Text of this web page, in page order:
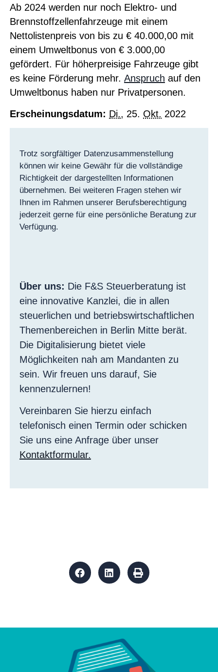
Ab 2024 werden nur noch Elektro- und
Brennstoffzellenfahrzeuge mit einem
Nettolistenpreis von bis zu € 40.000,00 mit
einem Umweltbonus von € 3.000,00
gefördert. Für höherpreisige Fahrzeuge gibt
es keine Förderung mehr. Anspruch auf den
Umweltbonus haben nur Privatpersonen.
Erscheinungsdatum: Di., 25. Okt. 2022
Trotz sorgfältiger Datenzusammenstellung
können wir keine Gewähr für die vollständige
Richtigkeit der dargestellten Informationen
übernehmen. Bei weiteren Fragen stehen wir
Ihnen im Rahmen unserer Berufsberechtigung
jederzeit gerne für eine persönliche Beratung zur
Verfügung.
Über uns: Die F&S Steuerberatung ist
eine innovative Kanzlei, die in allen
steuerlichen und betriebswirtschaftlichen
Themenbereichen in Berlin Mitte berät.
Die Digitalisierung bietet viele
Möglichkeiten nah am Mandanten zu
sein. Wir freuen uns darauf, Sie
kennenzulernen!
Vereinbaren Sie hierzu einfach
telefonisch einen Termin oder schicken
Sie uns eine Anfrage über unser
Kontaktformular.